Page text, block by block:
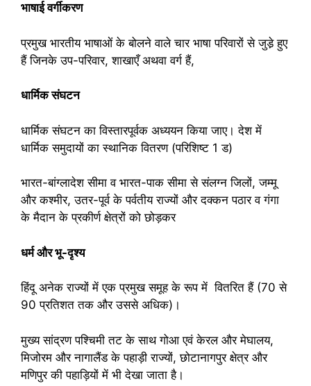
भाषाई वर्गीकरण
प्रमुख भारतीय भाषाओं के बोलने वाले चार भाषा परिवारों से जुडे़ हुए
हैं जिनके उप-परिवार, शाखाएँ अथवा वर्ग हैं,
धार्मिक संघटन
धार्मिक संघटन का विस्तारपूर्वक अध्ययन किया जाए। देश में
धार्मिक समुदायों का स्थानिक वितरण (परिशिष्ट 1 ड)
भारत-बांग्लादेश सीमा व भारत-पाक सीमा से संलग्न जिलों, जम्मू
और कश्मीर, उतर-पूर्व के पर्वतीय राज्यों और दक्कन पठार व गंगा
के मैदान के प्रकीर्ण क्षेत्रों को छोड़कर
धर्म और भू-दृश्य
हिंदू अनेक राज्यों में एक प्रमुख समूह के रूप में वितरित हैं (70 से
90 प्रतिशत तक और उससे अधिक)।
मुख्य सांद्रण पश्चिमी तट के साथ गोआ एवं केरल और मेघालय,
मिजोरम और नागालैंड के पहाड़ी राज्यों, छोटानागपुर क्षेत्र और
मणिपुर की पहाड़ियों में भी देखा जाता है।